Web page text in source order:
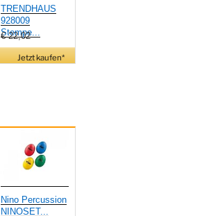
TRENDHAUS
928009
Stempe...
€ 22,02
Jetzt kaufen*
Nino Percussion
NINOSET...